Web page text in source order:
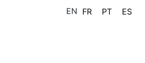
EN FR PT
ES